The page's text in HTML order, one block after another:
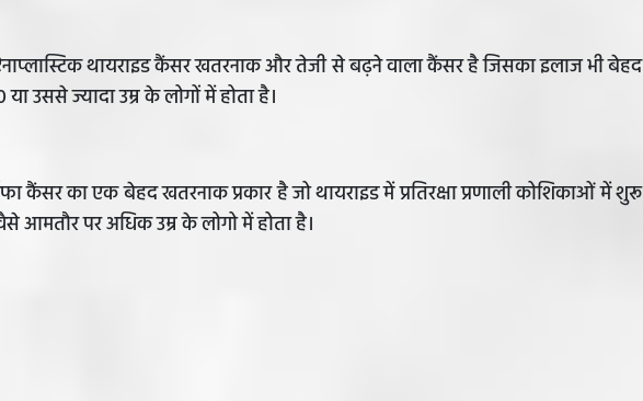
थायराइड कैंसर खतरनाक और तेजी से बढ़ने वाला कैंसर है जिसका इलाज भी बेहद
उससे ज्यादा उम्र के लोगों में होता है।
कैंसर का एक बेहद खतरनाक प्रकार है जो थायराइड में प्रतिरक्षा प्रणाली कोशिकाओं में शुरू
आमतौर पर अधिक उम्र के लोगो में होता है।